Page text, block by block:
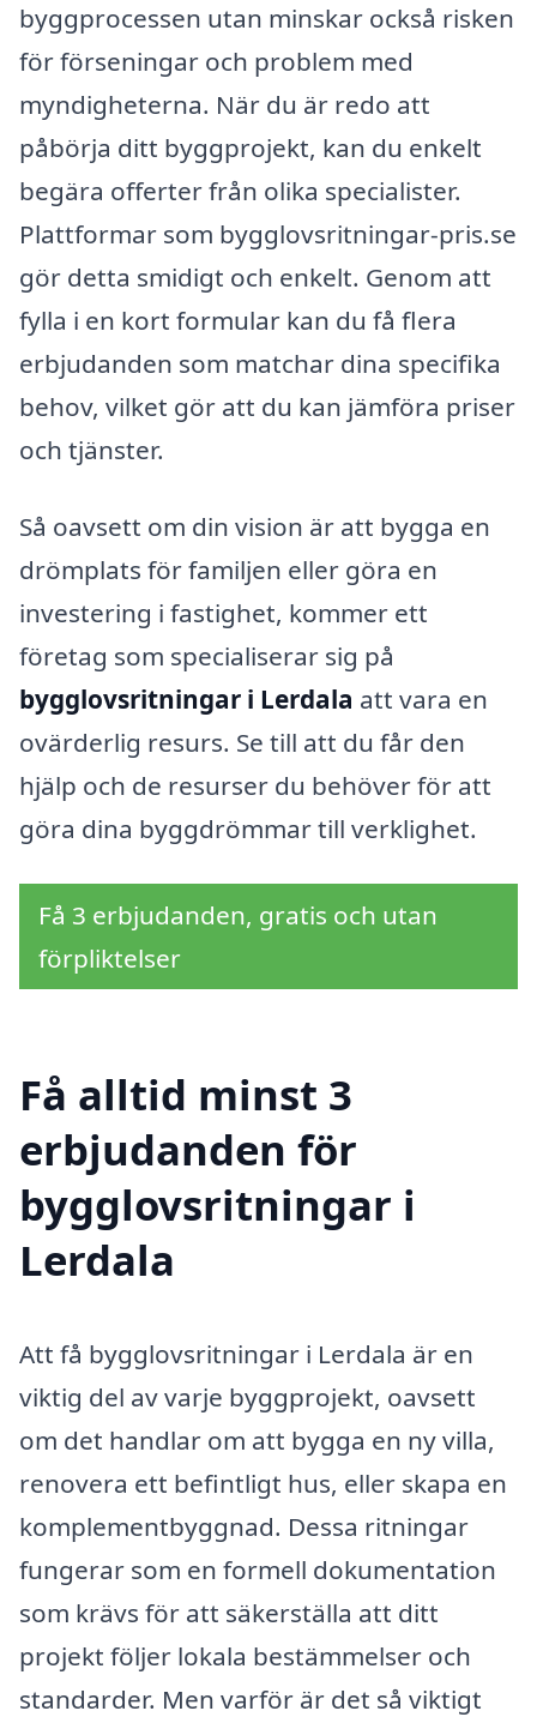
byggprocessen utan minskar också risken
för förseningar och problem med
myndigheterna. När du är redo att
påbörja ditt byggprojekt, kan du enkelt
begära offerter från olika specialister.
Plattformar som bygglovsritningar-pris.se
gör detta smidigt och enkelt. Genom att
fylla i en kort formular kan du få flera
erbjudanden som matchar dina specifika
behov, vilket gör att du kan jämföra priser
och tjänster.
Så oavsett om din vision är att bygga en
drömplats för familjen eller göra en
investering i fastighet, kommer ett
företag som specialiserar sig på
bygglovsritningar i Lerdala att vara en
ovärderlig resurs. Se till att du får den
hjälp och de resurser du behöver för att
göra dina byggdrömmar till verklighet.
Få 3 erbjudanden, gratis och utan
förpliktelser
Få alltid minst 3
erbjudanden för
bygglovsritningar i
Lerdala
Att få bygglovsritningar i Lerdala är en
viktig del av varje byggprojekt, oavsett
om det handlar om att bygga en ny villa,
renovera ett befintligt hus, eller skapa en
komplementbyggnad. Dessa ritningar
fungerar som en formell dokumentation
som krävs för att säkerställa att ditt
projekt följer lokala bestämmelser och
standarder. Men varför är det så viktigt